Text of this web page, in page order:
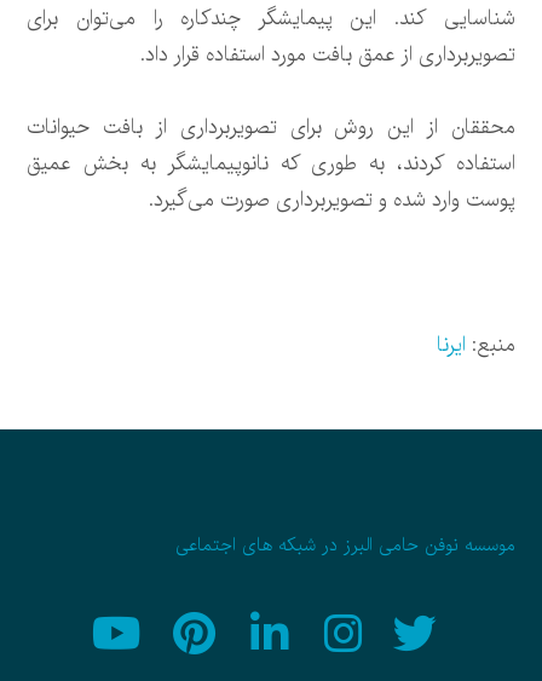
شناسایی کند. این پیمایشگر چندکاره را می‌توان برای
تصویربرداری از عمق بافت مورد استفاده قرار داد.
محققان از این روش برای تصویربرداری از بافت حیوانات
استفاده کردند، به طوری که نانوپیمایشگر به بخش عمیق
پوست وارد شده و تصویربرداری صورت می‌گیرد.
منبع: ایرنا
موسسه نوفن حامی البرز در شبکه های اجتماعی